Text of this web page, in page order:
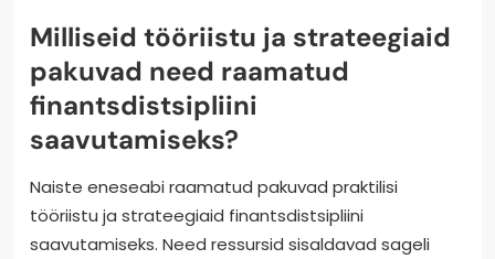
Milliseid tööriistu ja strateegiaid
pakuvad need raamatud
finantsdistsipliini
saavutamiseks?
Naiste eneseabi raamatud pakuvad praktilisi
tööriistu ja strateegiaid finantsdistsipliini
saavutamiseks. Need ressursid sisaldavad sageli